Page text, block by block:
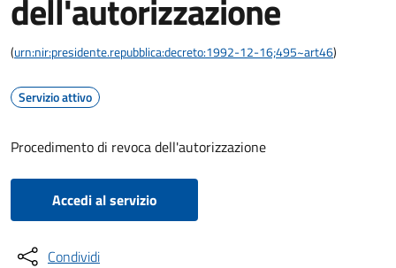
dell'autorizzazione
(urn:nir:presidente.repubblica:decreto:1992-12-16;495~art46)
Servizio attivo
Procedimento di revoca dell'autorizzazione
Accedi al servizio
Condividi